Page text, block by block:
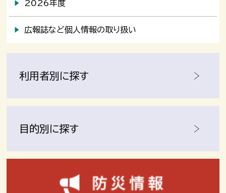
2026年度
広報誌など個人情報の取り扱い
利用者別に探す
目的別に探す